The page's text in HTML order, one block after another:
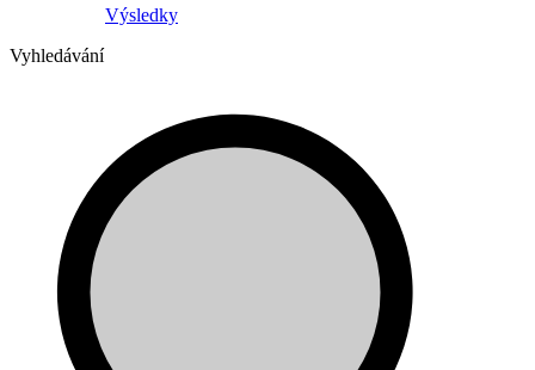
Výsledky
Vyhledávání